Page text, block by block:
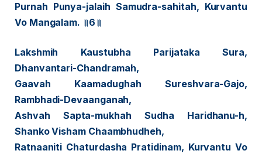
Purnah Punya-jalaih Samudra-sahitah, Kurvantu
Vo Mangalam. ॥6॥
Lakshmih Kaustubha Parijataka Sura,
Dhanvantari-Chandramah,
Gaavah Kaamadughah Sureshvara-Gajo,
Rambhadi-Devaanganah,
Ashvah Sapta-mukhah Sudha Haridhanu-h,
Shanko Visham Chaambhudheh,
Ratnaaniti Chaturdasha Pratidinam, Kurvantu Vo